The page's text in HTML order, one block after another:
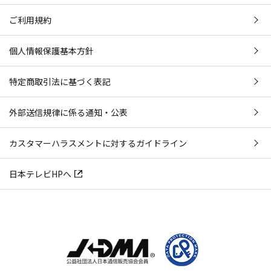
ご利用規約
個人情報保護基本方針
特定商取引法に基づく表記
外部送信規律に係る通知・公表
カスタマーハラスメントに対するガイドライン
日本テレビHPへ